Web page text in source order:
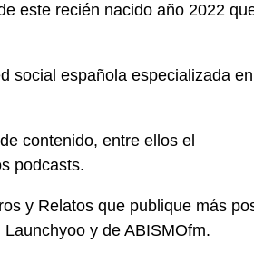
este recién nacido año 2022
social española especializada en
contenido, entre ellos el
podcasts.
y Relatos que publique más
y de ABISMOfm.